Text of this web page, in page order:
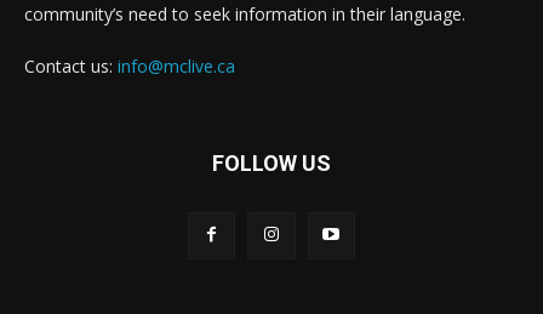
community’s need to seek information in their language.
Contact us: info@mclive.ca
FOLLOW US